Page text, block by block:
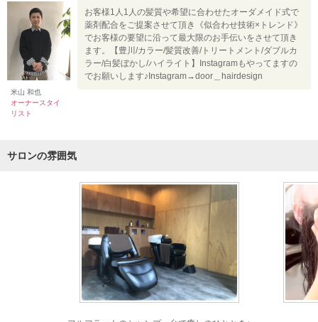
米山 和也
オーナースタイ
リスト
お客様1人1人の髪質や希望に合わせたオーダメイド式で
薬剤配合をご提案させて頂き《似合わせ技術×トレンド》
でお客様の要望に沿って最大限のお手伝いをさせて頂き
ます。【豊川/カラー/髪質改善/トリートメント/ダブルカ
ラー/白髪ぼかし/ハイライト】Instagramもやってますの
でお願いします♪Instagram→door＿hairdesign
サロンの雰囲気